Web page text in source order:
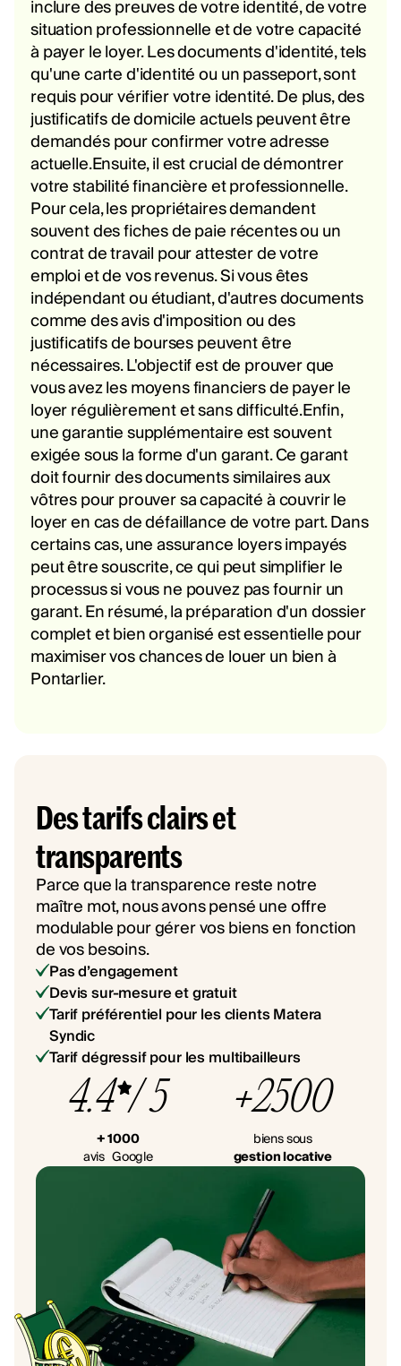
inclure des preuves de votre identité, de votre
situation professionnelle et de votre capacité
à payer le loyer. Les documents d'identité, tels
qu'une carte d'identité ou un passeport, sont
requis pour vérifier votre identité. De plus, des
justificatifs de domicile actuels peuvent être
demandés pour confirmer votre adresse
actuelle.Ensuite, il est crucial de démontrer
votre stabilité financière et professionnelle.
Pour cela, les propriétaires demandent
souvent des fiches de paie récentes ou un
contrat de travail pour attester de votre
emploi et de vos revenus. Si vous êtes
indépendant ou étudiant, d'autres documents
comme des avis d'imposition ou des
justificatifs de bourses peuvent être
nécessaires. L'objectif est de prouver que
vous avez les moyens financiers de payer le
loyer régulièrement et sans difficulté.Enfin,
une garantie supplémentaire est souvent
exigée sous la forme d'un garant. Ce garant
doit fournir des documents similaires aux
vôtres pour prouver sa capacité à couvrir le
loyer en cas de défaillance de votre part. Dans
certains cas, une assurance loyers impayés
peut être souscrite, ce qui peut simplifier le
processus si vous ne pouvez pas fournir un
garant. En résumé, la préparation d'un dossier
complet et bien organisé est essentielle pour
maximiser vos chances de louer un bien à
Pontarlier.
Des tarifs clairs et
transparents
Parce que la transparence reste notre
maître mot, nous avons pensé une offre
modulable pour gérer vos biens en fonction
de vos besoins.
Pas d’engagement
Devis sur-mesure et gratuit
Tarif préférentiel pour les clients Matera
Syndic
Tarif dégressif pour les multibailleurs
4.4 / 5
+ 1000
avis Google
+2500
biens sous
gestion locative